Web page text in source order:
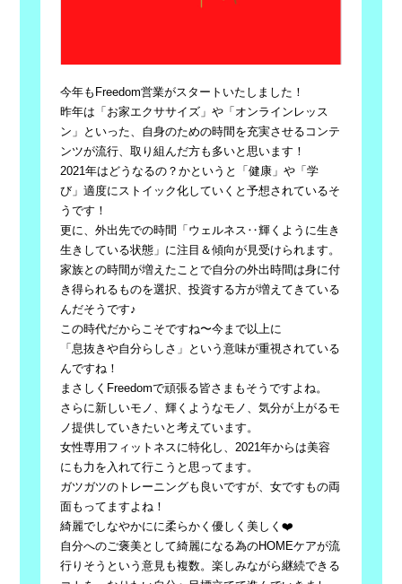
今年もFreedom営業がスタートいたしました！
昨年は「お家エクササイズ」や「オンラインレッス
ン」といった、自身のための時間を充実させるコンテ
ンツが流行、取り組んだ方も多いと思います！
2021年はどうなるの？かというと「健康」や「学
び」適度にストイック化していくと予想されているそ
うです！
更に、外出先での時間「ウェルネス‥輝くように生き
生きしている状態」に注目＆傾向が見受けられます。
家族との時間が増えたことで自分の外出時間は身に付
き得られるものを選択、投資する方が増えてきている
んだそうです♪
この時代だからこそですね〜今まで以上に
「息抜きや自分らしさ」という意味が重視されている
んですね！
まさしくFreedomで頑張る皆さまもそうですよね。
さらに新しいモノ、輝くようなモノ、気分が上がるモ
ノ提供していきたいと考えています。
女性専用フィットネスに特化し、2021年からは美容
にも力を入れて行こうと思ってます。
ガツガツのトレーニングも良いですが、女ですもの両
面もってますよね！
綺麗でしなやかにに柔らかく優しく美しく❤️
自分へのご褒美として綺麗になる為のHOMEケアが流
行りそうという意見も複数。楽しみながら継続できる